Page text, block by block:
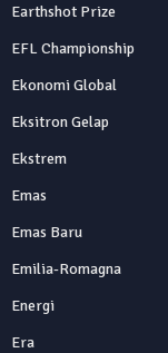
Earthshot Prize
EFL Championship
Ekonomi Global
Eksitron Gelap
Ekstrem
Emas
Emas Baru
Emilia-Romagna
Energi
Era